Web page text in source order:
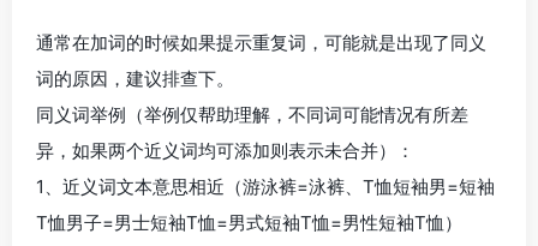
通常在加词的时候如果提示重复词，可能就是出现了同义
词的原因，建议排查下。
同义词举例（举例仅帮助理解，不同词可能情况有所差
异，如果两个近义词均可添加则表示未合并）：
1、近义词文本意思相近（游泳裤=泳裤、T恤短袖男=短袖
T恤男子=男士短袖T恤=男式短袖T恤=男性短袖T恤）